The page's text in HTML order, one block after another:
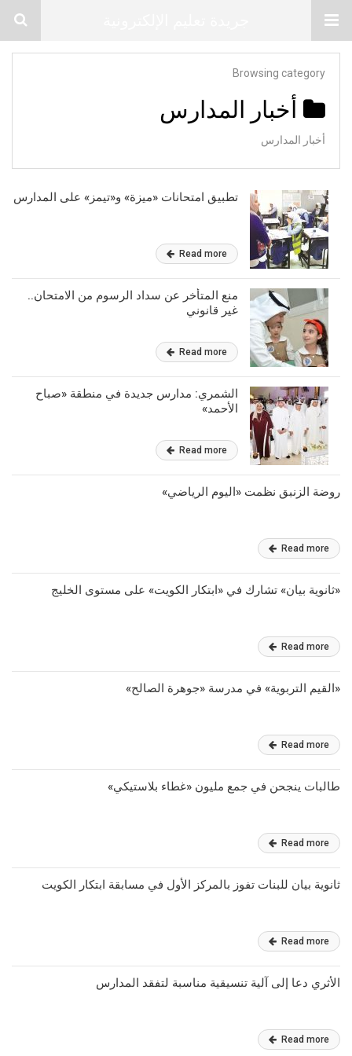
Browsing category
أخبار المدارس
أخبار المدارس
تطبيق امتحانات «ميزة» و«تيمز» على المدارس
Read more
منع المتأخر عن سداد الرسوم من الامتحان..
غير قانوني
Read more
الشمري: مدارس جديدة في منطقة «صباح
الأحمد»
Read more
روضة الزنبق نظمت «اليوم الرياضي»
Read more
«ثانوية بيان» تشارك في «ابتكار الكويت» على مستوى الخليج
Read more
«القيم التربوية» في مدرسة «جوهرة الصالح»
Read more
طالبات ينجحن في جمع مليون «غطاء بلاستيكي»
Read more
ثانوية بيان للبنات تفوز بالمركز الأول في مسابقة ابتكار الكويت
Read more
الأثري دعا إلى آلية تنسيقية مناسبة لتفقد المدارس
Read more